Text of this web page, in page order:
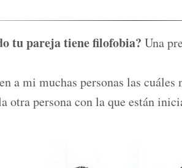
tu pareja tiene filofobia? Una
a mi muchas personas las
otra persona con la que están